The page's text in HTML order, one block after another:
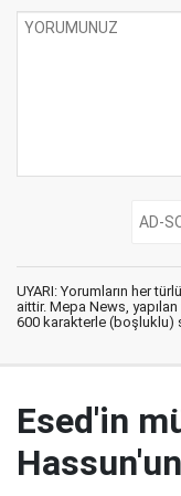
UYARI: Yorumların her
aittir. Mepa News,
600 karakterle (boşluklu)
Esed'in